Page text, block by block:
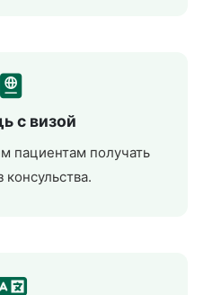
с визой
пациентам получать
консульства.